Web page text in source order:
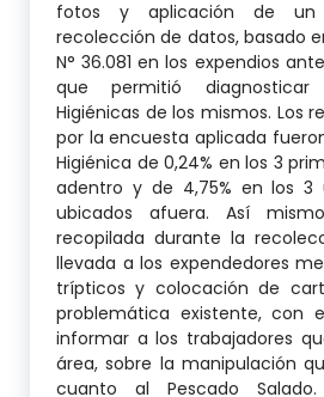
fotos y aplicación de un
recolección de datos, basado
N° 36.081 en los expendios
que permitió diagnosticar
Higiénicas de los mismos. Los
por la encuesta aplicada
Higiénica de 0,24% en los 3
adentro y de 4,75% en los 3
ubicados afuera. Así
recopilada durante la
llevada a los expendedores
trípticos y colocación de
problemática existente, con
informar a los trabajadores
área, sobre la manipulación
cuanto al Pescado